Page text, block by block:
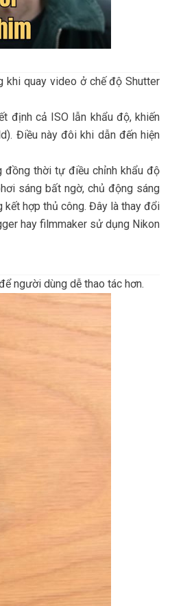
khi quay video ở chế độ Shutter
định cả ISO lẫn khẩu độ, khiến
Điều này đôi khi dẫn đến hiện
đồng thời tự điều chỉnh khẩu độ
sáng bất ngờ, chủ động sáng
kết hợp thủ công. Đây là thay đổi
hay filmmaker sử dụng Nikon
người dùng dễ thao tác hơn.